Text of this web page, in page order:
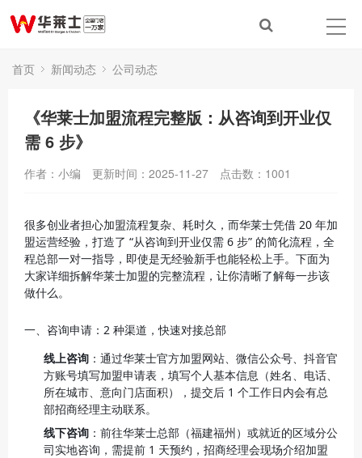
首页 新闻动态 公司动态
《华莱士加盟流程完整版：从咨询到开业仅
需 6 步》
作者：小编 更新时间：2025-11-27 点击数： 1001
很多创业者担心加盟流程复杂、耗时久，而华莱士凭借 20 年加
盟运营经验，打造了 “从咨询到开业仅需 6 步” 的简化流程，全
程总部一对一指导，即使是无经验新手也能轻松上手。下面为
大家详细拆解华莱士加盟的完整流程，让你清晰了解每一步该
做什么。
一、咨询申请：2 种渠道，快速对接总部
线上咨询 ：通过华莱士官方加盟网站、微信公众号、抖音官
方账号填写加盟申请表，填写个人基本信息（姓名、电话、
所在城市、意向门店面积），提交后 1 个工作日内会有总
部招商经理主动联系。
线下咨询 ：前往华莱士总部（福建福州）或就近的区域分公
司实地咨询，需提前 1 天预约，招商经理会现场介绍加盟